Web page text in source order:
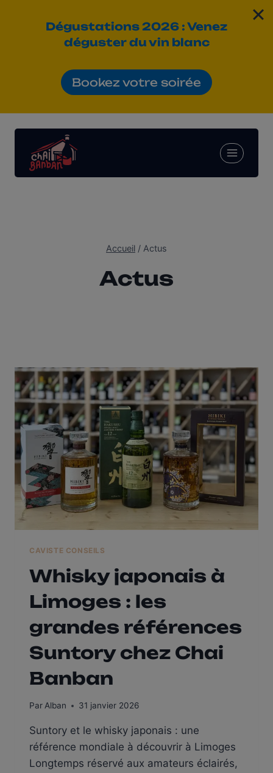
contenu
Accueil / Actus
Actus
CAVISTE CONSEILS
Whisky japonais à
Limoges : les
grandes références
Suntory chez Chai
Banban
ParAlban 31 janvier 2026
Suntory et le whisky japonais : une
référence mondiale à découvrir à Limoges
Longtemps réservé aux amateurs éclairés,
Dégustations 2026 : Venez
dégusterdu vin blanc
Bookez votre soirée